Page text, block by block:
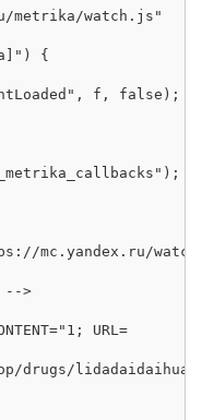
metrika/watch.js"
{
f, false);
mc.yandex.ru/
-->
URL=
drugs/